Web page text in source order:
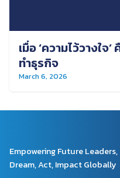
เมื่อ ‘ความไว้วางใ
ทำธุรกิจ
March 6, 2026
Empowering Future Leaders,
Dream, Act, Impact Globally